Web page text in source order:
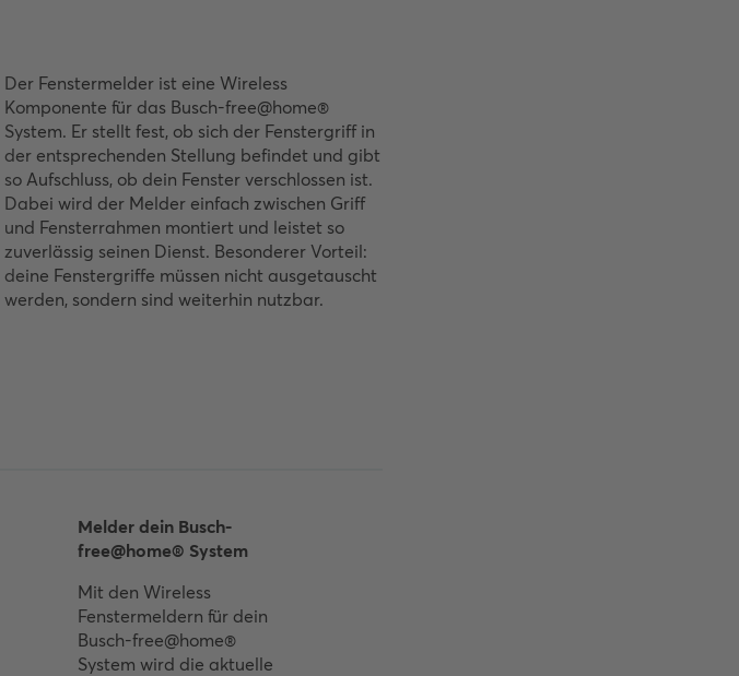
Der Fenstermelder ist eine Wireless
Komponente für das Busch-free@home®
System. Er stellt fest, ob sich der Fenstergriff in
der entsprechenden Stellung befindet und gibt
so Aufschluss, ob dein Fenster verschlossen ist.
Dabei wird der Melder einfach zwischen Griff
und Fensterrahmen montiert und leistet so
zuverlässig seinen Dienst. Besonderer Vorteil:
deine Fenstergriffe müssen nicht ausgetauscht
werden, sondern sind weiterhin nutzbar.
Melder dein Busch-
free@home® System
Mit den Wireless
Fenstermeldern für dein
Busch-free@home®
System wird die aktuelle